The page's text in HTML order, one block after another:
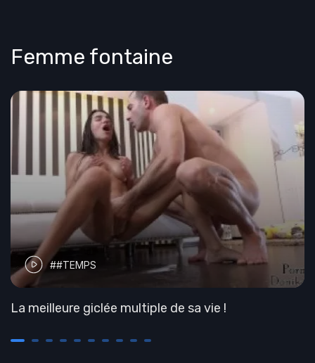
Femme fontaine
##TEMPS
La meilleure giclée multiple de sa vie !